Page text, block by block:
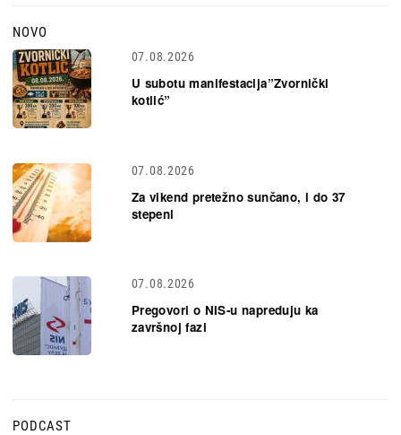
NOVO
07.08.2026
U subotu manifestacija”Zvornički
kotlić”
07.08.2026
Za vikend pretežno sunčano, i do 37
stepeni
07.08.2026
Pregovori o NIS-u napreduju ka
završnoj fazi
PODCAST